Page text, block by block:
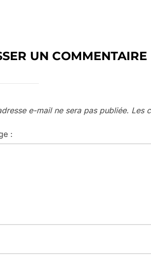
UN COMMENTAIRE
e-mail ne sera pas publiée. Les
: